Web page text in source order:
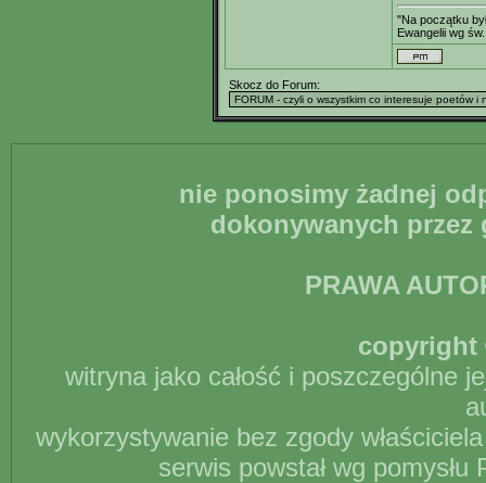
"Na początku
Ewangelii wg
Skocz do Forum:
nie ponosimy żadnej
dokonywanych
PRAWA
copyright
witryna jako całość i poszczególne
wykorzystywanie bez zgody
serwis powstał wg